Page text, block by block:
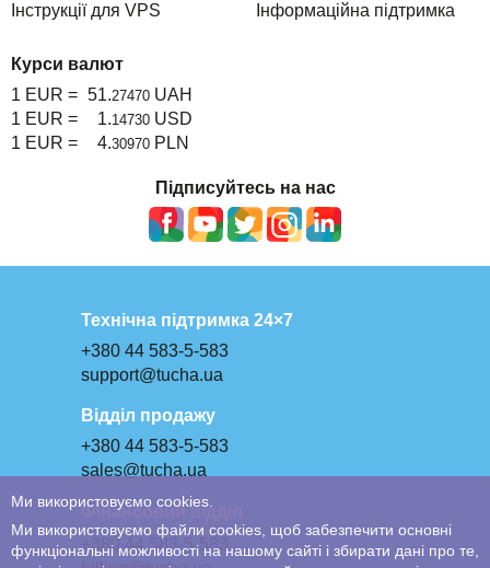
Інструкції для VPS
Інформаційна підтримка
Курси валют
1 EUR = 51.27470 UAH
1 EUR =
1.14730 USD
1 EUR =
4.30970 PLN
Підписуйтесь на нас
Технічна підтримка 24×7
+380 44 583-5-583
support@tucha.ua
Відділ продажу
+380 44 583-5-583
sales@tucha.ua
Фінансовий відділ
+380 44 583-5-583
Ми використовуємо cookies.
Ми використовуємо файли cookies, щоб забезпечити основні
функціональні можливості на нашому сайті і збирати дані про те,